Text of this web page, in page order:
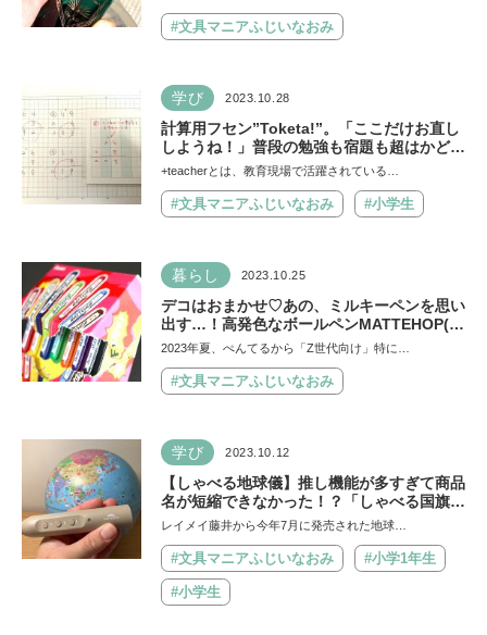
#文具マニアふじいなおみ
学び 2023.10.28
計算用フセン”Toketa!”。「ここだけお直し
しようね！」普段の勉強も宿題も超はかどる
すごいアイテム発売！
+teacherとは、教育現場で活躍されている…
#文具マニアふじいなおみ #小学生
暮らし 2023.10.25
デコはおまかせ♡あの、ミルキーペンを思い
出す…！高発色なボールペンMATTEHOP(マ
ットホップ)でいろんなものをデコって楽し
2023年夏、ぺんてるから「Z世代向け」特に…
#文具マニアふじいなおみ
学び 2023.10.12
【しゃべる地球儀】推し機能が多すぎて商品
名が短縮できなかった！？「しゃべる国旗付
き地球儀＆カルタ タッチミー」の魅力大解
レイメイ藤井から今年7月に発売された地球…
#文具マニアふじいなおみ #小学1年生
#小学生